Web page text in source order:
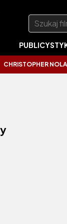
Szukaj:
NOLAN